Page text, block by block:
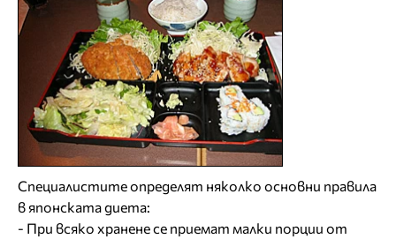
Специалистите определят няколко основни правила
в японската диета:
- При всяко хранене се приемат малки порции от